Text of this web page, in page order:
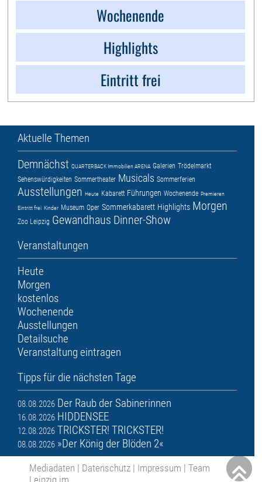
Wochenende
Highlights
Eintritt frei
Aktuelle Themen
Demnächst QUARTERBACK Immobilien ARENA Galerien Trödelmarkt
Sehenswürdigkeiten Sommertheater Musicals Sommerferien
Ausstellungen Heute Kabarett Führungen Wochenende Premieren
Eintritt frei Kinder Museum Oper Sommerkabarett Highlights Morgen
Zoo Leipzig Gewandhaus Dinner-Show
Veranstaltungen
Heute
Morgen
kostenlos
Wochenende
Ausstellungen
Detailsuche
Veranstaltung eintragen
Tipps für die nächsten Tage
08.08.2026 Der Raub der Sabinerinnen
16.08.2026 HIDDENSEE
12.08.2026 TRICKSTER! TRICKSTER!
08.08.2026 »Der König der Blöden 2«
Mediadaten | Datenschutz | Impressum | Team